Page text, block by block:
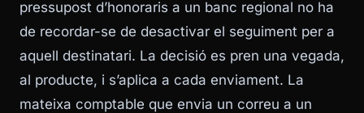
pressupost d’honoraris a un banc regional no ha
de recordar-se de desactivar el seguiment per a
aquell destinatari. La decisió es pren una vegada,
al producte, i s’aplica a cada enviament. La
mateixa comptable que envia un correu a un